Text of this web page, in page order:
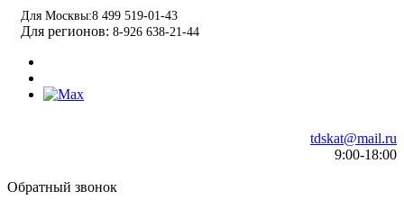
Для Москвы:8 499 519-01-43
Для регионов: 8-926 638-21-44
tdskat@mail.ru
9:00-18:00
Обратный звонок